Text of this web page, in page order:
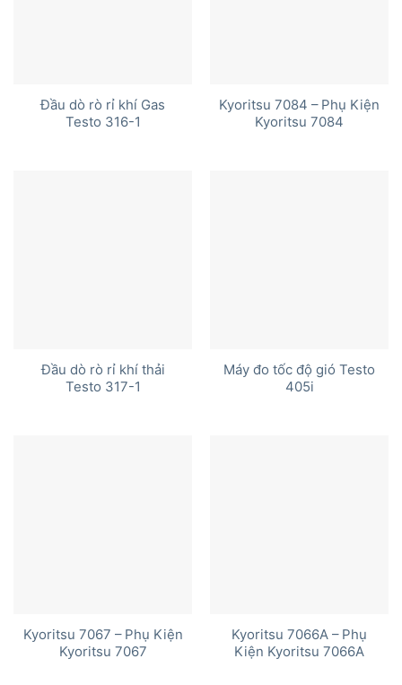
Đầu dò rò rỉ khí Gas
Testo 316-1
Kyoritsu 7084 – Phụ Kiện
Kyoritsu 7084
Đầu dò rò rỉ khí thải
Testo 317-1
Máy đo tốc độ gió Testo
405i
Kyoritsu 7067 – Phụ Kiện
Kyoritsu 7067
Kyoritsu 7066A – Phụ
Kiện Kyoritsu 7066A